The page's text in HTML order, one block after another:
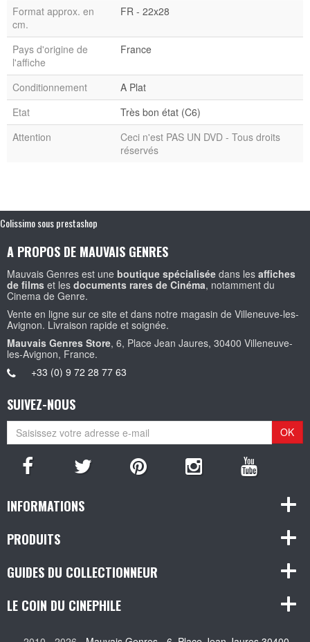
Format approx. en
cm.
FR - 22x28
Pays d'origine de
l'affiche
France
Conditionnement
A Plat
Etat
Très bon état (C6)
Attention
Ceci n'est PAS UN DVD - Tous droits
réservés
Colissimo sous prestashop
A PROPOS DE MAUVAIS GENRES
Mauvais Genres est une boutique spécialisée dans les affiches
de films et les documents rares de Cinéma, notamment du
Cinema de Genre.
Vente en ligne sur ce site et dans notre magasin de Villeneuve-les-
Avignon. Livraison rapide et soignée.
Mauvais Genres Store, 6, Place Jean Jaures, 30400 Villeneuve-
les-Avignon, France.
+33 (0) 9 72 28 77 63
SUIVEZ-NOUS
OK
INFORMATIONS
PRODUITS
GUIDES DU COLLECTIONNEUR
LE COIN DU CINEPHILE